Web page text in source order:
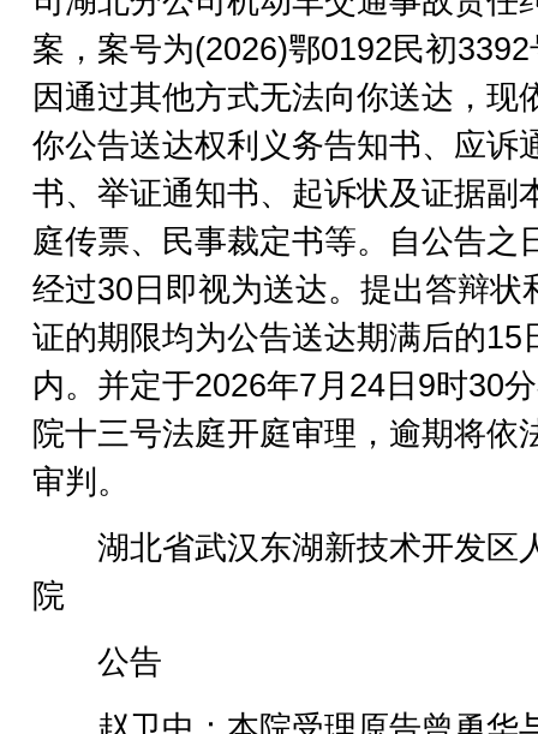
案，案号为(2026)鄂0192民初3392
因通过其他方式无法向你送达，现
你公告送达权利义务告知书、应诉
书、举证通知书、起诉状及证据副
庭传票、民事裁定书等。自公告之
经过30日即视为送达。提出答辩状
证的期限均为公告送达期满后的15
内。并定于2026年7月24日9时30
院十三号法庭开庭审理，逾期将依
审判。
湖北省武汉东湖新技术开发区
院
公告